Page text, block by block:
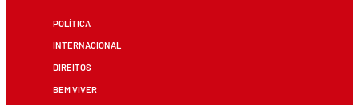
POLÍTICA
INTERNACIONAL
DIREITOS
BEM VIVER